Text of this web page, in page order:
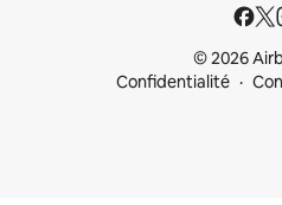
© 2026
Confidentialité